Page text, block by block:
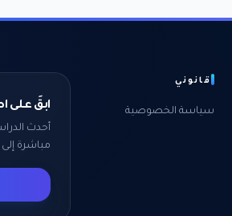
قانوني
سياسة الخصوصية
ابقَ على
أحدث
مباشرة